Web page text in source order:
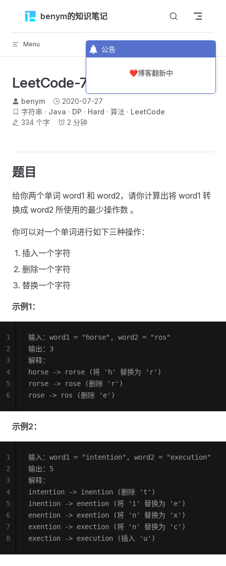
公告
❤️博客翻新中
Skip to contentbenym的知识笔记
Menu 返回顶部
LeetCode-72-编辑距离
benym
2020-07-27
字符串
Java DP Hard 算法
LeetCode
334 个字
2 分钟
题目
给你两个单词 word1 和 word2，请你计算出将 word1 转
换成 word2 所使用的最少操作数 。
你可以对一个单词进行如下三种操作：
插入一个字符
删除一个字符
替换一个字符
示例1：
输入：word1 = "horse", word2 = "ros"
输出：3
解释：
horse -> rorse (将 'h' 替换为 'r')
rorse -> rose (删除 'r')
rose -> ros (删除 'e')
1
2
3
4
5
6
示例2：
输入：word1 = "intention", word2 = "execution"
输出：5
解释：
intention -> inention (删除 't')
inention -> enention (将 'i' 替换为 'e')
enention -> exention (将 'n' 替换为 'x')
exention -> exection (将 'n' 替换为 'c')
exection -> execution (插入 'u')
1
2
3
4
5
6
7
8